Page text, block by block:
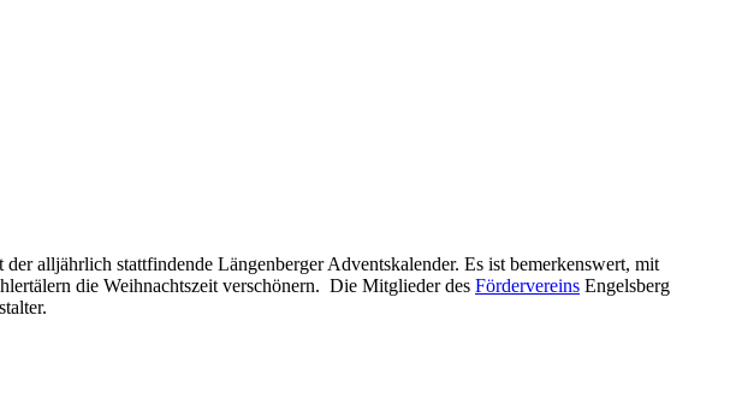
alljährlich stattfindende Längenberger Adventskalender. Es ist bemerkenswert, mit
die Weihnachtszeit verschönern. Die Mitglieder des Fördervereins Engelsberg